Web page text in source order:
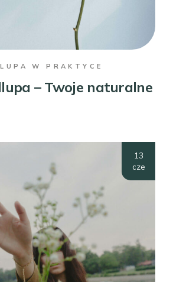
W PRAKTYCE
– Twoje naturalne
13
cze